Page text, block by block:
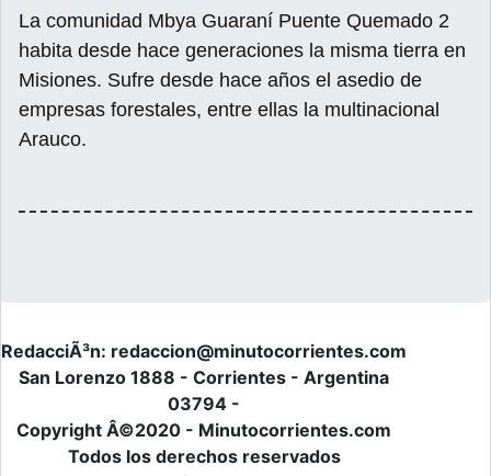
La comunidad Mbya Guaraní Puente Quemado 2
habita desde hace generaciones la misma tierra en
Misiones. Sufre desde hace años el asedio de
empresas forestales, entre ellas la multinacional
Arauco.
RedacciÃ³n: redaccion@minutocorrientes.com
San Lorenzo 1888 - Corrientes - Argentina
03794 -
Copyright Â©2020 - Minutocorrientes.com
Todos los derechos reservados